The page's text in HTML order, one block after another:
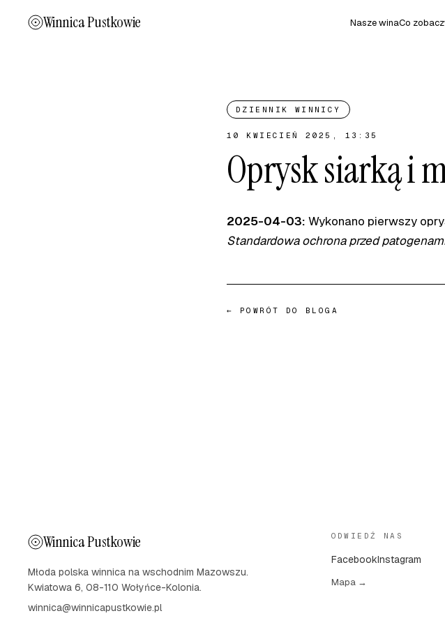
Winnica Pustkowie Nasze winaCo
DZIENNIK WINNICY
10 KWIECIEŃ 2025, 13:35
Oprysk siarką i
2025-04-03: Wykonano pierwszy
Standardowa ochrona przed
← POWRÓT DO BLOGA
Winnica Pustkowie
Młoda polska winnica na wschodnim Mazowszu.
Kwiatowa 6, 08-110 Wołyńce-Kolonia.
winnica@winnicapustkowie.pl
ODWIEDŹ NAS
FacebookInstagram
Mapa →